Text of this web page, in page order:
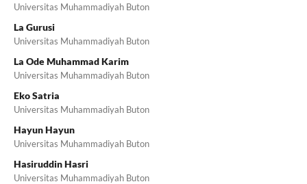
Universitas Muhammadiyah Buton
La Gurusi
Universitas Muhammadiyah Buton
La Ode Muhammad Karim
Universitas Muhammadiyah Buton
Eko Satria
Universitas Muhammadiyah Buton
Hayun Hayun
Universitas Muhammadiyah Buton
Hasiruddin Hasri
Universitas Muhammadiyah Buton